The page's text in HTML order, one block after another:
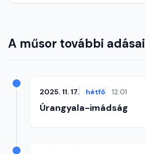
A műsor további adásai
2025. 11. 17. hétfő 12:01
Úrangyala-imádság